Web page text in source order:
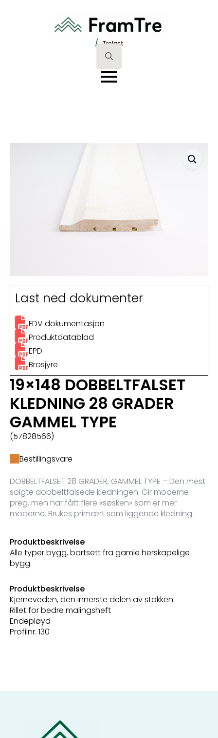
/ Trelast
Search
for:
Last ned dokumenter
FDV dokumentasjon
Produktdatablad
EPD
Brosjyre
19×148 DOBBELTFALSET
KLEDNING 28 GRADER
GAMMEL TYPE
(57828566)
Bestillingsvare
DOBBELTFALSET 28 GRADER, GAMMEL TYPE – Den mest
solgte dobbeltfalsede kledningen. Gir moderne
preg, men har fått flere «søsken» som er mer
moderne. Brukes primært som liggende kledning.
Produktbeskrivelse
Alle typer bygg, bortsett fra gamle herskapelige
bygg.
Produktbeskrivelse
Kjerneveden, den innerste delen av stokken
Rillet for bedre malingsheft
Endepløyd
Profilnr. 130